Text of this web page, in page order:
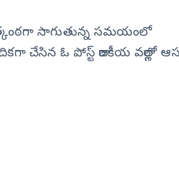
సాగుతున్న సమయంలో
ఓ పోస్ట్ రాజకీయ వర్గాల్లో